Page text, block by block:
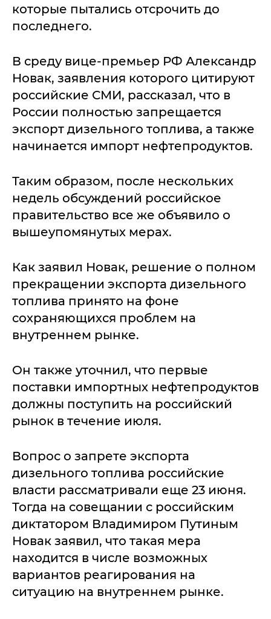
которые пытались отсрочить до
последнего.
В среду вице-премьер РФ Александр
Новак, заявления которого цитируют
российские СМИ, рассказал, что в
России полностью запрещается
экспорт дизельного топлива, а также
начинается импорт нефтепродуктов.
Таким образом, после нескольких
недель обсуждений российское
правительство все же объявило о
вышеупомянутых мерах.
Как заявил Новак, решение о полном
прекращении экспорта дизельного
топлива принято на фоне
сохраняющихся проблем на
внутреннем рынке.
Он также уточнил, что первые
поставки импортных нефтепродуктов
должны поступить на российский
рынок в течение июля.
Вопрос о запрете экспорта
дизельного топлива российские
власти рассматривали еще 23 июня.
Тогда на совещании с российским
диктатором Владимиром Путиным
Новак заявил, что такая мера
находится в числе возможных
вариантов реагирования на
ситуацию на внутреннем рынке.